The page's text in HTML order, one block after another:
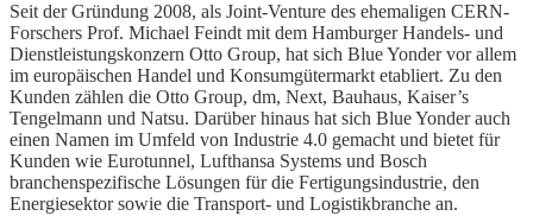
Seit der Gründung 2008, als Joint-Venture des ehemaligen CERN-
Forschers Prof. Michael Feindt mit dem Hamburger Handels- und
Dienstleistungskonzern Otto Group, hat sich Blue Yonder vor allem
im europäischen Handel und Konsumgütermarkt etabliert. Zu den
Kunden zählen die Otto Group, dm, Next, Bauhaus, Kaiser’s
Tengelmann und Natsu. Darüber hinaus hat sich Blue Yonder auch
einen Namen im Umfeld von Industrie 4.0 gemacht und bietet für
Kunden wie Eurotunnel, Lufthansa Systems und Bosch
branchenspezifische Lösungen für die Fertigungsindustrie, den
Energiesektor sowie die Transport- und Logistikbranche an.